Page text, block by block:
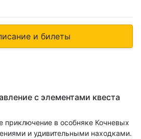
и билеты
с элементами квеста
приключение в особняке Кочневых
и удивительными находками.